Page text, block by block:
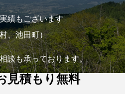
績もございます
、池田町）
談も承っております。
見積もり無料